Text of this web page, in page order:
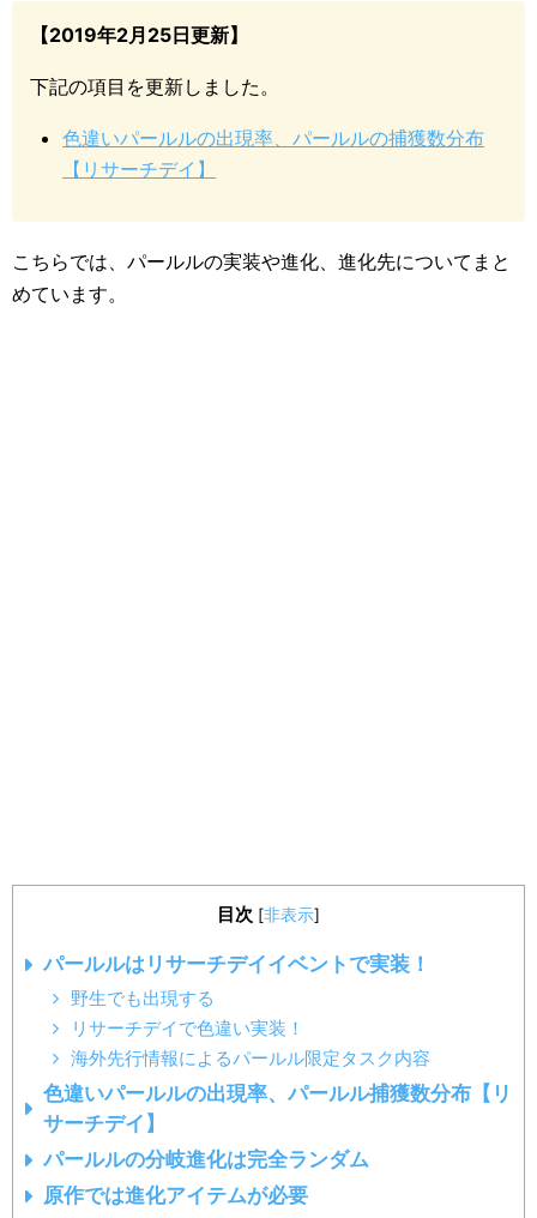
【2019年2月25日更新】
下記の項目を更新しました。
色違いパールルの出現率、パールルの捕獲数分布
【リサーチデイ】
こちらでは、パールルの実装や進化、進化先についてまと
めています。
目次 [非表示]
パールルはリサーチデイイベントで実装！
野生でも出現する
リサーチデイで色違い実装！
海外先行情報によるパールル限定タスク内容
色違いパールルの出現率、パールル捕獲数分布【リ
サーチデイ】
パールルの分岐進化は完全ランダム
原作では進化アイテムが必要